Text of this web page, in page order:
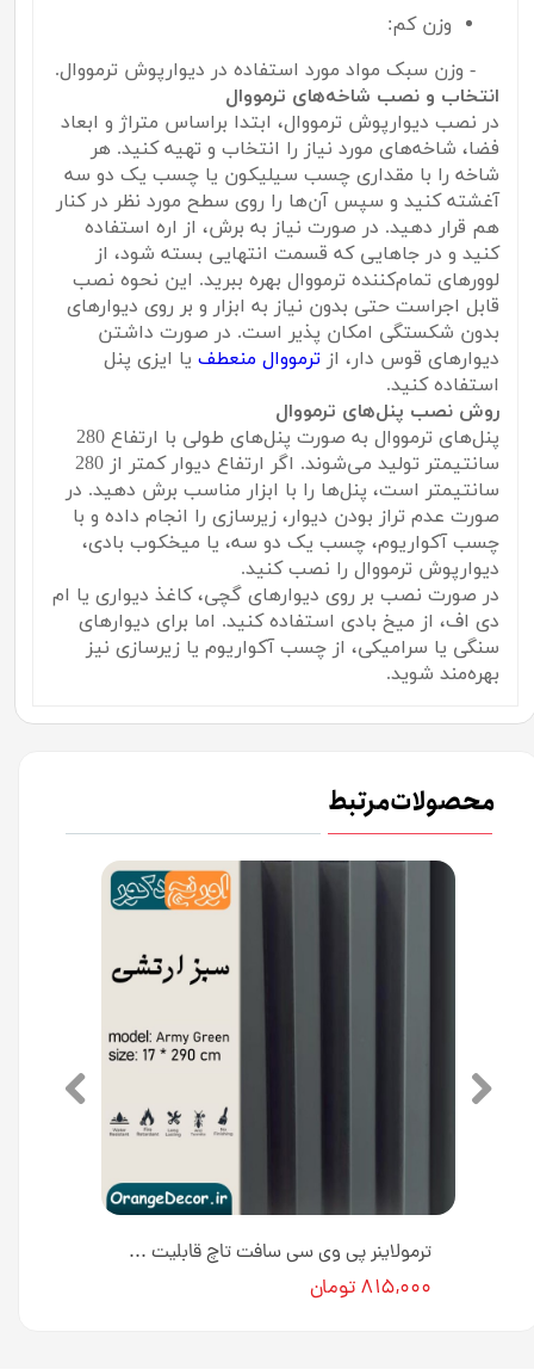
وزن کم:
- وزن سبک مواد مورد استفاده در دیوارپوش ترمووال.
انتخاب و نصب شاخه‌های ترمووال
در نصب دیوارپوش ترمووال، ابتدا براساس متراژ و ابعاد
فضا، شاخه‌های مورد نیاز را انتخاب و تهیه کنید. هر
شاخه را با مقداری چسب سیلیکون یا چسب یک دو سه
آغشته کنید و سپس آن‌ها را روی سطح مورد نظر در کنار
هم قرار دهید. در صورت نیاز به برش، از اره استفاده
کنید و در جاهایی که قسمت انتهایی بسته شود، از
لوورهای تمام‌کننده ترمووال بهره ببرید. این نحوه نصب
قابل اجراست حتی بدون نیاز به ابزار و بر روی دیوارهای
بدون شکستگی امکان پذیر است. در صورت داشتن
دیوارهای قوس دار، از ترمووال منعطف یا ایزی پنل
استفاده کنید.
روش نصب پنل‌های ترمووال
پنل‌های ترمووال به صورت پنل‌های طولی با ارتفاع 280
سانتیمتر تولید می‌شوند. اگر ارتفاع دیوار کمتر از 280
سانتیمتر است، پنل‌ها را با ابزار مناسب برش دهید. در
صورت عدم تراز بودن دیوار، زیرسازی را انجام داده و با
چسب آکواریوم، چسب یک دو سه، یا میخکوب بادی،
دیوارپوش ترمووال را نصب کنید.
در صورت نصب بر روی دیوارهای گچی، کاغذ دیواری یا ام
دی اف، از میخ بادی استفاده کنید. اما برای دیوارهای
سنگی یا سرامیکی، از چسب آکواریوم یا زیرسازی نیز
بهره‌مند شوید.
محصولات مرتبط
ترمولاینر پی وی سی سافت تاچ قابلیت نصب لاین نوری طرح سبز ارتشی عرض ۱۷ سانت طول ۲۹۰ سانت [انبار تهران]
۸۱۵,۰۰۰ تومان